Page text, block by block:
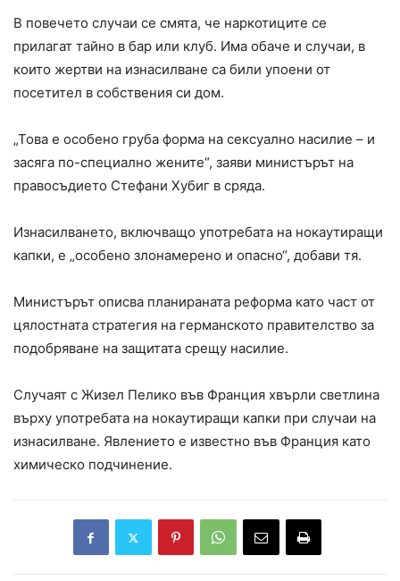
В повечето случаи се смята, че наркотиците се
прилагат тайно в бар или клуб. Има обаче и случаи, в
които жертви на изнасилване са били упоени от
посетител в собствения си дом.
„Това е особено груба форма на сексуално насилие – и
засяга по-специално жените“, заяви министърът на
правосъдието Стефани Хубиг в сряда.
Изнасилването, включващо употребата на нокаутиращи
капки, е „особено злонамерено и опасно“, добави тя.
Министърът описва планираната реформа като част от
цялостната стратегия на германското правителство за
подобряване на защитата срещу насилие.
Случаят с Жизел Пелико във Франция хвърли светлина
върху употребата на нокаутиращи капки при случаи на
изнасилване. Явлението е известно във Франция като
химическо подчинение.